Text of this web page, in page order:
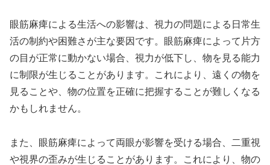
眼筋麻痺による生活への影響は、視力の問題による日常生
活の制約や困難さが主な要因です。眼筋麻痺によって片方
の目が正常に動かない場合、視力が低下し、物を見る能力
に制限が生じることがあります。これにより、遠くの物を
見ることや、物の位置を正確に把握することが難しくなる
かもしれません。
また、眼筋麻痺によって両眼が影響を受ける場合、二重視
や視界の歪みが生じることがあります。これにより、物の